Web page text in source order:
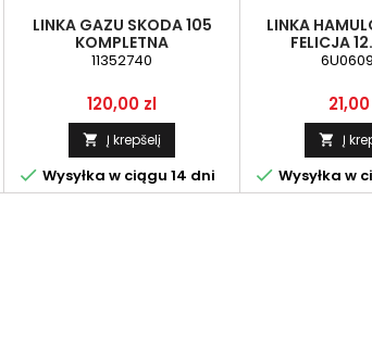
LINKA GAZU SKODA 105
KOMPLETNA
11352740
Kaina
120,00 zl
 Į krepšelį
 Wysyłka w ciągu 14 dni
LINKA
FELICJA
Kaina
 Į
 Wysyłka w